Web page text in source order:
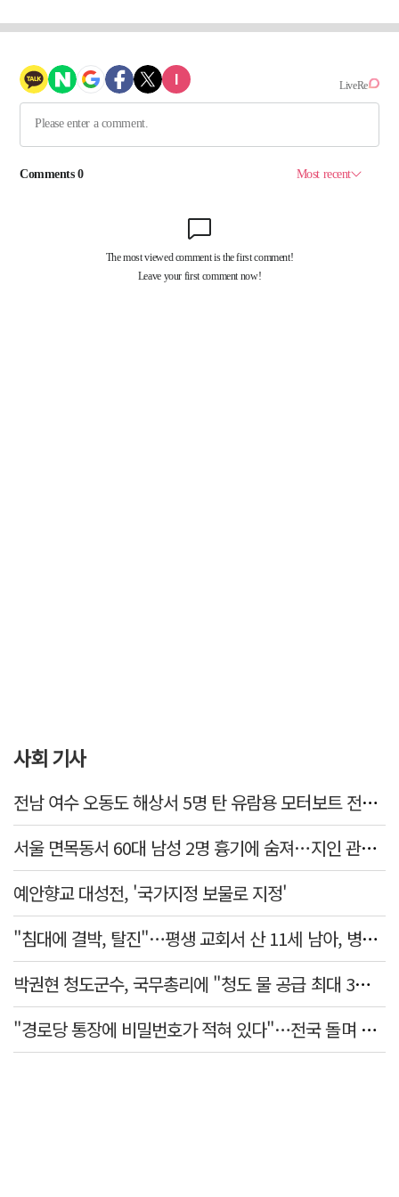
사회 기사
전남 여수 오동도 해상서 5명 탄 유람용 모터보트 전복…2명 숨져
서울 면목동서 60대 남성 2명 흉기에 숨져…지인 관계로 추정
예안향교 대성전, '국가지정 보물로 지정'
"침대에 결박, 탈진"…평생 교회서 산 11세 남아, 병원 이송 끝 숨져
박권현 청도군수, 국무총리에 "청도 물 공급 최대 3만t 늘려달라"
"경로당 통장에 비밀번호가 적혀 있다"…전국 돌며 경로당 13곳 턴 30대 구속